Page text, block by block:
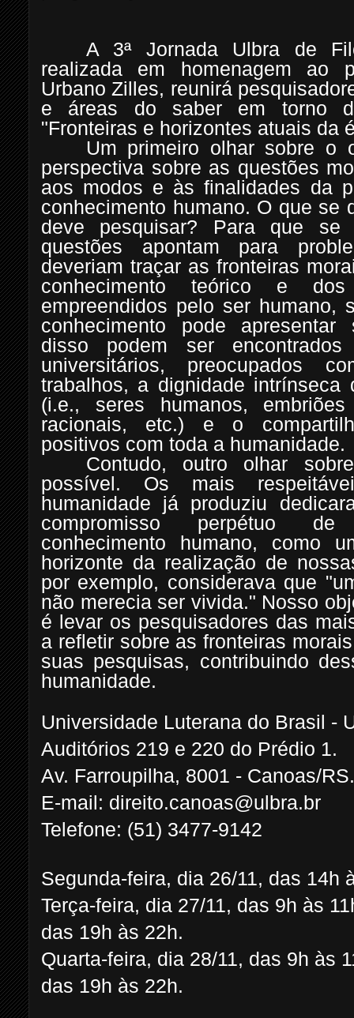
A 3ª Jornada Ulbra de
realizada em homenagem ao
Urbano Zilles, reunirá
e áreas do saber em torno
"Fronteiras e horizontes atuais da
Um primeiro olhar sobre o
perspectiva sobre as questões
aos modos e às finalidades da
conhecimento humano. O que se
deve pesquisar? Para que se
questões apontam para
deveriam traçar as fronteiras
conhecimento teórico e dos
empreendidos pelo ser humano,
conhecimento pode
disso podem ser
universitários, preocupados
trabalhos, a dignidade
(i.e., seres humanos,
racionais, etc.) e o
positivos com toda a humanidade.
Contudo, outro olhar
possível. Os mais
humanidade já produziu
compromisso perpétuo de
conhecimento humano, como
horizonte da realização de
por exemplo, considerava que
não merecia ser vivida." Nosso
é levar os pesquisadores das
a refletir sobre as fronteiras
suas pesquisas, contribuindo
humanidade.
Universidade Luterana do Brasil -
Auditórios 219 e 220 do Prédio 1.
Av. Farroupilha, 8001 - Canoas/RS.
E-mail: direito.canoas@ulbra.br
Telefone: (51) 3477-9142
Segunda-feira, dia 26/11, das 14h
Terça-feira, dia 27/11, das 9h às
das 19h às 22h.
Quarta-feira, dia 28/11, das 9h às
das 19h às 22h.